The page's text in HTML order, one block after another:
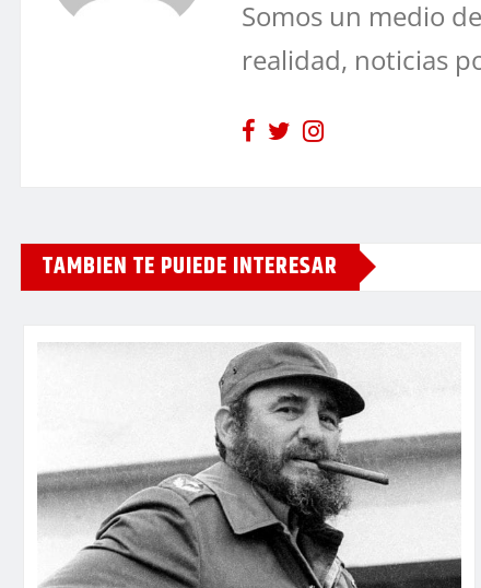
Somos un medio
realidad, noticias
TAMBIEN TE PUIEDE INTERESAR